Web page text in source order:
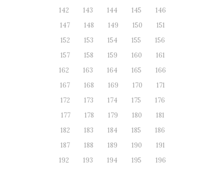
142
143 144 145
146
147
148 149 150
151
152
153 154 155
156
157
158 159 160
161
162
163 164 165
166
167
168 169 170
171
172
173 174 175
176
177
178 179 180
181
182
183 184 185
186
187
188 189 190
191
192
193 194 195
196